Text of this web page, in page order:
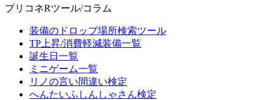
プリコネRツール/コラム
装備のドロップ場所検索ツール
TP上昇/消費軽減装備一覧
誕生日一覧
ミニゲーム一覧
リノの言い間違い検定
へんたいふしんしゃさん検定